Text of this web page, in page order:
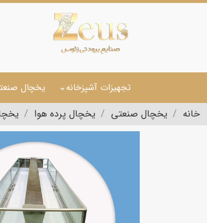
تجهیزات آشپزخانه یخچال
خانه یخچال صنعتی یخچال پرده هوا